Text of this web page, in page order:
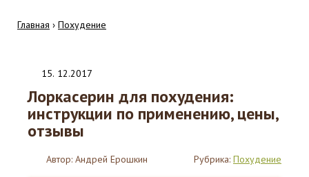
Главная › Похудение
15. 12.2017
Лоркасерин для похудения:
инструкции по применению, цены,
отзывы
Автор: Андрей Ерошкин Рубрика: Похудение